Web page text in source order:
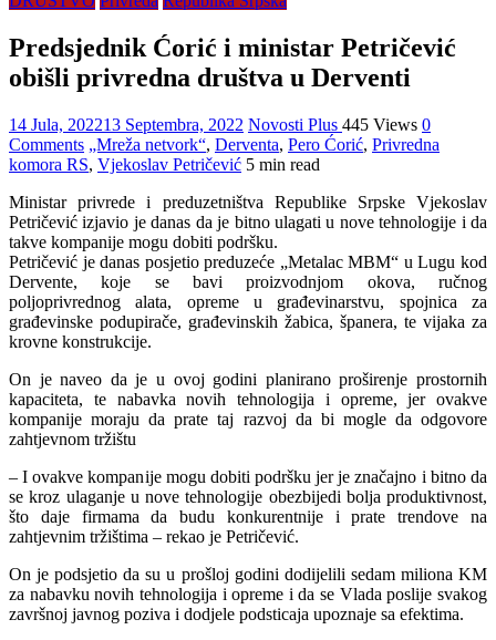
Predsjednik Ćorić i ministar Petričević
obišli privredna društva u Derventi
14 Jula, 202213 Septembra, 2022 Novosti Plus 445 Views 0
Comments „Mreža netvork“, Derventa, Pero Ćorić, Privredna
komora RS, Vjekoslav Petričević 5 min read
Ministar privrede i preduzetništva Republike Srpske Vjekoslav
Petričević izjavio je danas da je bitno ulagati u nove tehnologije i da
takve kompanije mogu dobiti podršku.
Petričević je danas posjetio preduzeće „Metalac MBM“ u Lugu kod
Dervente, koje se bavi proizvodnjom okova, ručnog
poljoprivrednog alata, opreme u građevinarstvu, spojnica za
građevinske podupirače, građevinskih žabica, španera, te vijaka za
krovne konstrukcije.
On je naveo da je u ovoj godini planirano proširenje prostornih
kapaciteta, te nabavka novih tehnologija i opreme, jer ovakve
kompanije moraju da prate taj razvoj da bi mogle da odgovore
zahtjevnom tržištu
– I ovakve kompanije mogu dobiti podršku jer je značajno i bitno da
se kroz ulaganje u nove tehnologije obezbijedi bolja produktivnost,
što daje firmama da budu konkurentnije i prate trendove na
zahtjevnim tržištima – rekao je Petričević.
On je podsjetio da su u prošloj godini dodijelili sedam miliona KM
za nabavku novih tehnologija i opreme i da se Vlada poslije svakog
završnoj javnog poziva i dodjele podsticaja upoznaje sa efektima.